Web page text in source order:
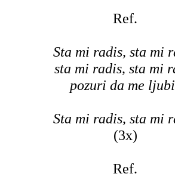
Ref.
Sta mi radis, sta mi
sta mi radis, sta mi
pozuri da me
Sta mi radis, sta mi
(3x)
Ref.